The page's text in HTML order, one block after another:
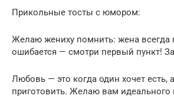
Прикольные тосты с юмором:
Желаю жениху помнить: жена всегда
ошибается — смотри первый пункт!
Любовь — это когда один хочет есть,
приготовить. Желаю вам